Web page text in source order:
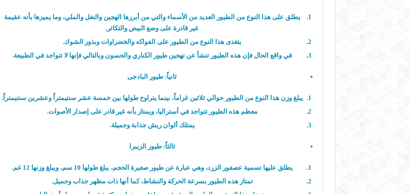
يطلق على هذا النوع من الطيور العديد من الأسماء والتي من أبرزها الهجين والنغل والملي، وما يميزها بأنه عقيمة
غير قادرة على وضع البيض والتكاثر.
يتغذى هذا النوع من الطيور على الفواكه والخضراوات وبذور الشوك.
في واقع الحال فإن هذه الطيور تنشأ عن تهجين طيور الكناري والحسون وبالتالي فإنها لا تتواجد في الطبيعة.
ثانياً: طيور البادجى
يبلغ وزن هذا النوع من الطيور حوالي ثلاثين غراماً، بينما يتراوح طولها بين خمسة عشر سنتيمتراً وعشرين سنتيمتراً.
معظم هذه الطيور تتواجد في أستراليا، ويمتاز بأنه غير قادر على إصدار الأصوات.
يمتلك ألوان ريش جذابة وجميلة.
ثالثاً: طيور الزيبرا
يطلق عليها تسمية عصفور الزرد، وهي عبارة عن طيور صغيرة الحجم، يبلغ طولها 10 سم، ويبلغ وزنها 12 غم.
تمتاز هذه الطيور بسرعة الحركة والنشاط، كما أنها ذات مظهر جذاب وجميل.